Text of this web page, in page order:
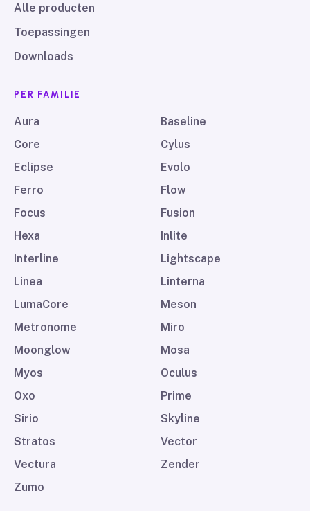
Alle producten
Toepassingen
Downloads
PER FAMILIE
Aura
Baseline
Core
Cylus
Eclipse
Evolo
Ferro
Flow
Focus
Fusion
Hexa
Inlite
Interline
Lightscape
Linea
Linterna
LumaCore
Meson
Metronome
Miro
Moonglow
Mosa
Myos
Oculus
Oxo
Prime
Sirio
Skyline
Stratos
Vector
Vectura
Zender
Zumo